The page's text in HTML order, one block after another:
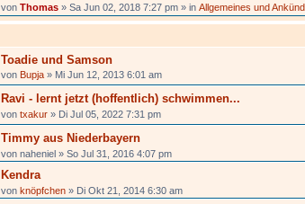
von Thomas » Sa Jun 02, 2018 7:27 pm » in Allgemeines und
Toadie und Samson
von Bupja » Mi Jun 12, 2013 6:01 am
Ravi - lernt jetzt (hoffentlich) schwimmen...
von txakur » Di Jul 05, 2022 7:31 pm
Timmy aus Niederbayern
von naheniel » So Jul 31, 2016 4:07 pm
Kendra
von knöpfchen » Di Okt 21, 2014 6:30 am